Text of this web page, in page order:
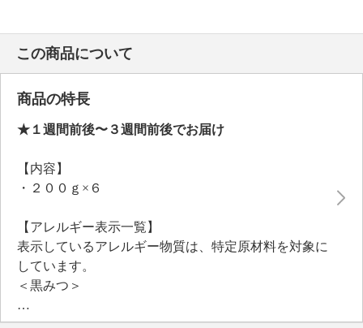
この商品について
商品の特長
★１週間前後〜３週間前後でお届け
【内容】
・２００ｇ×６
【アレルギー表示一覧】
表示しているアレルギー物質は、特定原材料を対象に
しています。
＜黒みつ＞
■アレルギー表示：なし
■コンタミネーション注意喚起表示：なし